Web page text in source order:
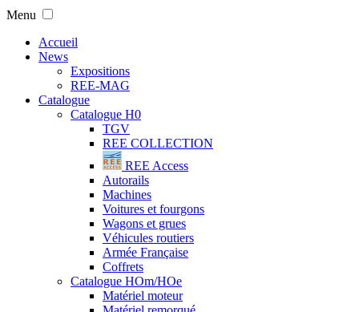
Menu
Accueil
News
Expositions
REE-MAG
Catalogue
Catalogue H0
TGV
REE COLLECTION
REE Access
Autorails
Machines
Voitures et fourgons
Wagons et grues
Véhicules routiers
Armée Française
Coffrets
Catalogue HOm/HOe
Matériel moteur